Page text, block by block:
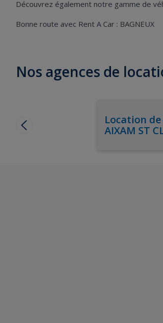
Découvrez également notre gamme de
Bonne route avec Rent A Car : BAGNEUX
Nos agences de
Location
AIXAM ST